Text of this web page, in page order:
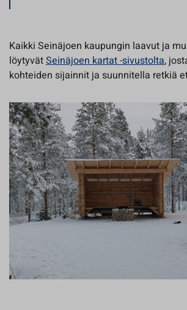
Kaikki Seinäjoen kaupungin laavut ja
löytyvätSeinäjoen kartat -sivustolta,
kohteiden sijainnit ja suunnitella retkiä